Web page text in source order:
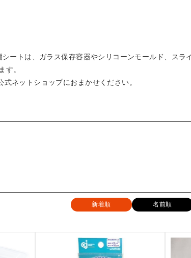
トは、ガラス保存容器やシリコーンモールド、スラ
す。
ネットショップにおまかせください。
新着順 名前順